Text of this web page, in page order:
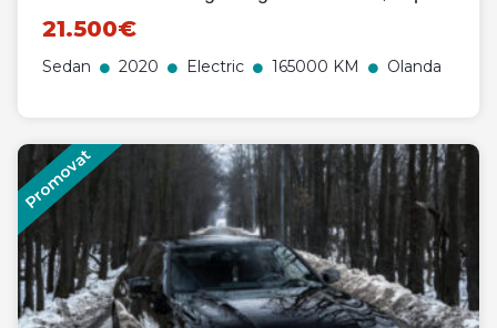
21.500€
Sedan 2020 Electric 165000 KM Olanda
Promovat